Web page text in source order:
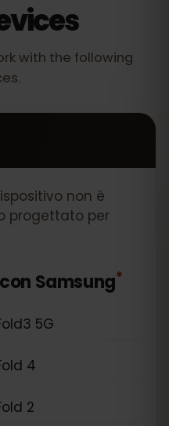
with the following
non è
progettato per
Samsung*
5G
4
2